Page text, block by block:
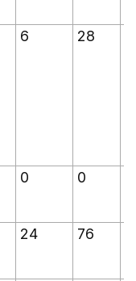
6 28
0 0
24 76